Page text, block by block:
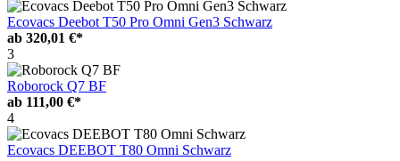
Ecovacs Deebot T50 Pro Omni Gen3 Schwarz
ab 320,01 €*
3
Roborock Q7 BF
ab 111,00 €*
4
Ecovacs DEEBOT T80 Omni Schwarz